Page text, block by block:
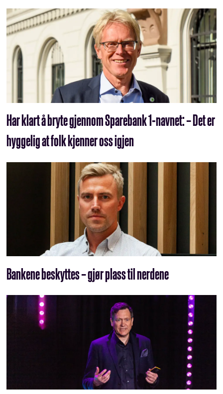
Har klart å bryte gjennom Sparebank 1-navnet: – Det er
hyggelig at folk kjenner oss igjen
Bankene beskyttes – gjør plass til nerdene